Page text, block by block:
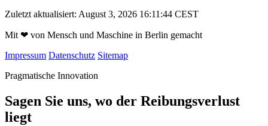
Zuletzt aktualisiert: August 3, 2026 16:11:44 CEST
Mit ❤ von Mensch und Maschine in Berlin gemacht
Impressum Datenschutz Sitemap
Pragmatische Innovation
Sagen Sie uns, wo der Reibungsverlust
liegt